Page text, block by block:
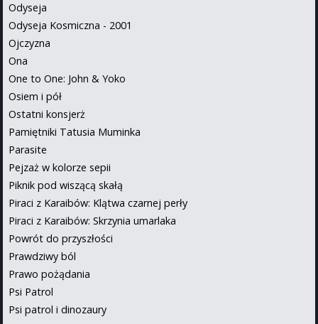
Odyseja
Odyseja Kosmiczna - 2001
Ojczyzna
Ona
One to One: John & Yoko
Osiem i pół
Ostatni konsjerż
Pamiętniki Tatusia Muminka
Parasite
Pejzaż w kolorze sepii
Piknik pod wiszącą skałą
Piraci z Karaibów: Klątwa czarnej perły
Piraci z Karaibów: Skrzynia umarlaka
Powrót do przyszłości
Prawdziwy ból
Prawo pożądania
Psi Patrol
Psi patrol i dinozaury